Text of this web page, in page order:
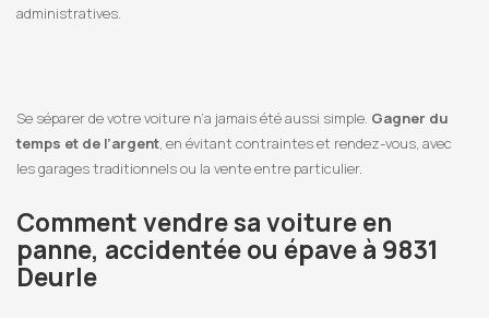
administratives.
Se séparer de votre voiture n’a jamais été aussi simple. Gagner du
temps et de l’argent, en évitant contraintes et rendez-vous, avec
les garages traditionnels ou la vente entre particulier.
Comment vendre sa voiture en
panne, accidentée ou épave à 9831
Deurle